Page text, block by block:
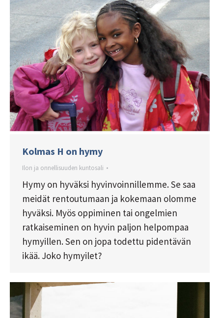
Kolmas H on hymy
Ilon ja onnellisuuden kuntosali
Hymy on hyväksi hyvinvoinnillemme. Se saa
meidät rentoutumaan ja kokemaan olomme
hyväksi. Myös oppiminen tai ongelmien
ratkaiseminen on hyvin paljon helpompaa
hymyillen. Sen on jopa todettu pidentävän
ikää. Joko hymyilet?